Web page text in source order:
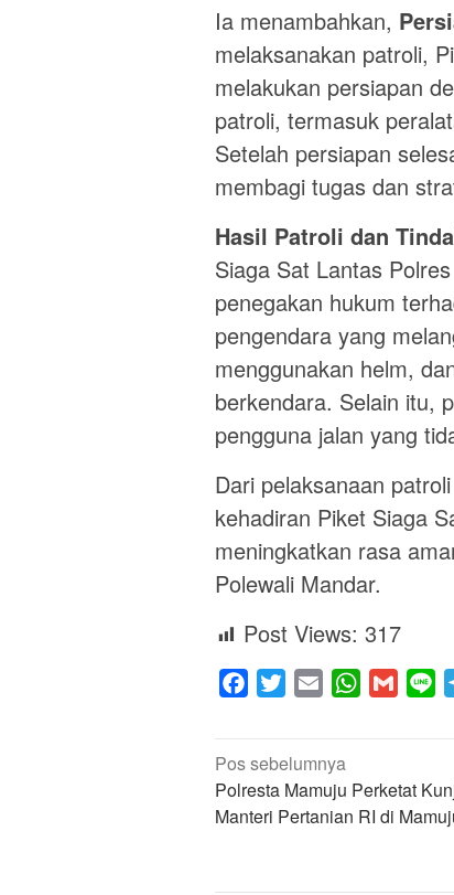
Ia menambahkan,
melaksanakan patroli,
melakukan persiapan
patroli, termasuk
Setelah persiapan
membagi tugas dan
Hasil Patroli dan
Siaga Sat Lantas
penegakan hukum
pengendara yang
menggunakan helm,
berkendara. Selain itu,
pengguna jalan yang
Dari pelaksanaan
kehadiran Piket Siaga
meningkatkan rasa
Polewali Mandar.
Post Views: 317
Facebook
Twitter Email WhatsApp
Gmail
Navigasi
pos
Pos sebelumnya
Polresta Mamuju Perketat
Manteri Pertanian RI di